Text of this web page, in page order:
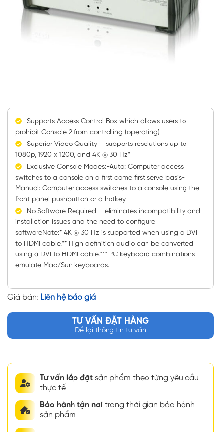
Supports Access Control Box which allows users to
prohibit Console 2 from controlling (operating)
Superior Video Quality – supports resolutions up to
1080p, 1920 x 1200, and 4K @ 30 Hz*
Exclusive Console Modes:-Auto: Computer access
switches to a console on a first come first serve basis-
Manual: Computer access switches to a console using the
front panel pushbutton or a hotkey
No Software Required – eliminates incompatibility and
installation issues and the need to configure
softwareNote:* 4K @ 30 Hz is supported when using a DVI
to HDMI cable.** High definition audio can be converted
using a DVI to HDMI cable.*** PC keyboard combinations
emulate Mac/Sun keyboards.
Giá bán: Liên hệ báo giá
TƯ VẤN ĐẶT HÀNG
Để lại thông tin tư vấn
Tư vấn lắp đặt sản phẩm theo từng yêu cầu
thực tế
Bảo hành tận nơi trong thời gian bảo hành
sản phẩm